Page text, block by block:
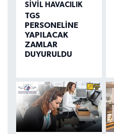
SIVIL HAVACILIK
TGS
PERSONELİNE
YAPILACAK
ZAMLAR
DUYURULDU